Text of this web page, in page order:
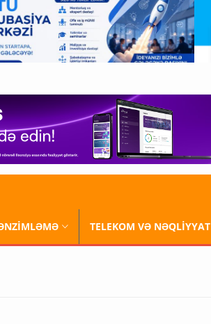
TELEKOM VƏ NƏQLİYYAT